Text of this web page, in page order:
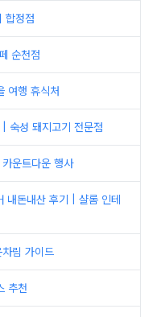
합정점
순천점
여행 휴식처
숙성 돼지고기 전문점
운트다운 행사
내돈내산 후기 | 샬롬 인테
림 가이드
추천